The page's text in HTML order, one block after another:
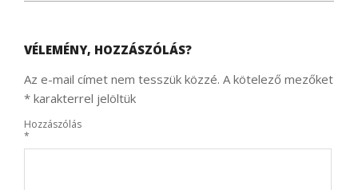
VÉLEMÉNY, HOZZÁSZÓLÁS?
Az e-mail címet nem tesszük közzé. A kötelező mezőket
* karakterrel jelöltük
Hozzászólás
*